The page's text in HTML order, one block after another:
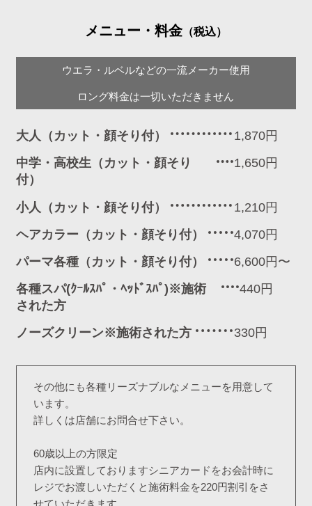
メニュー・料金（税込）
ウエラ・ルベルなどの一流メーカー使用
ロング料金は一切いただきません
大人（カット・顔そり付）
1,870円
中学・高校生（カット・顔そり
付）
1,650円
小人（カット・顔そり付）
1,210円
ヘアカラー（カット・顔そり付）
4,070円
パーマ各種（カット・顔そり付）
6,600円〜
各種スパ(ｸｰﾙｽﾊﾟ・ﾍｯﾄﾞｽﾊﾟ)※施術
された方
440円
ノーズクリーン※施術された方 330円
その他にも各種リーズナブルなメニューを用意して
います。
詳しくは店舗にお問合せ下さい。
60歳以上の方限定
店内に設置しておりますシニアカードをお会計時に
レジでお渡しいただくと施術料金を220円割引をさ
せていただきます。